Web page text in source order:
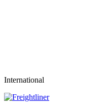
International